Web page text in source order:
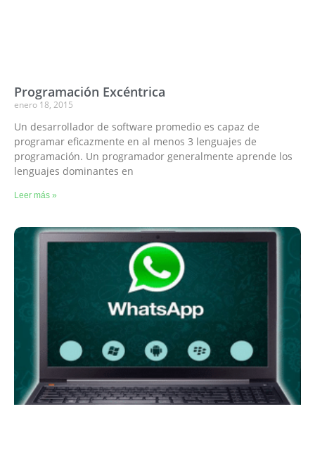
Programación Excéntrica
enero 18, 2015
Un desarrollador de software promedio es capaz de
programar eficazmente en al menos 3 lenguajes de
programación. Un programador generalmente aprende los
lenguajes dominantes en
Leer más »